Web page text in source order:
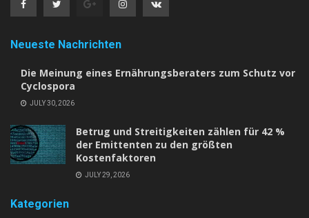
Neueste Nachrichten
Die Meinung eines Ernährungsberaters zum Schutz vor
Cyclospora
JULY 30, 2026
Betrug und Streitigkeiten zählen für 42 %
der Emittenten zu den größten
Kostenfaktoren
JULY 29, 2026
Kategorien